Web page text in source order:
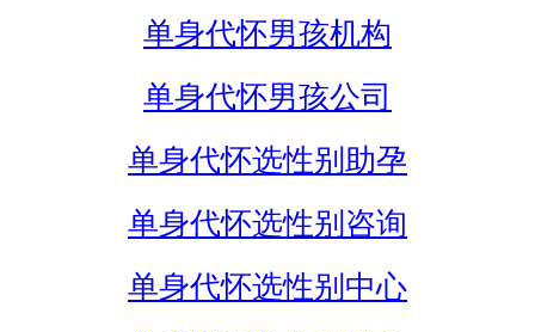
单身代怀男孩机构
单身代怀男孩公司
单身代怀选性别助孕
单身代怀选性别咨询
单身代怀选性别中心